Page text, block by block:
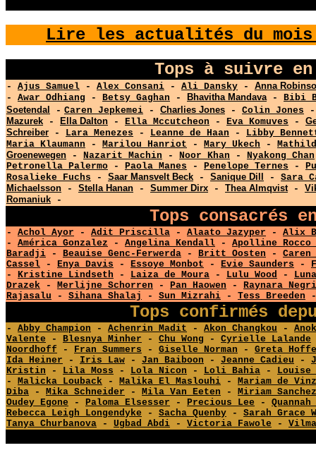
Lire les actualités du
Tops à suivre en
- Ajus Samuel - Alex Consani - Ali Dansky - Anna
- Awar Odhiang - Betsy Gaghan - Bhavitha Mandava- Bibi
Soetendal
- Caren Jepkemei - Charlies Jones - Colin Jones
Mazurek - Ella Dalton - Ella Mccutcheon - Eva Komuves -
Schreiber - Lara Menezes - Leanne de Haan - Libby
Maria Klaumann - Marilou Hanriot - Mary Ukech -
Groenewegen - Nazarit Machin - Noor Khan - Nyakong Chan
Petronella Palermo - Paola Manes - Penelope Ternes -
Rosalieke Fuchs - Saar Mansvelt Beck - Sanique Dill - Sara
Michaelsson - Stella Hanan - Summer Dirx - Thea Almqvist-
Romaniuk -
Tops consacrés
- Achol Ayor - Adit Priscilla - Alaato Jazyper - Alix
- América Gonzalez - Angelina Kendall - Apolline Rocco
Baradji
- Beauise Genc-Ferwerda - Britt Oosten - Caren
Cassel
- Enya Davis - Essoye Monbot - Evie Saunders -
- Kristine Lindseth - Laiza de Moura - Lulu Wood -
Drazek - Merlijne Schorren - Pan Haowen - Raynara
Rajasalu - Sihana Shalaj - Sun Mizrahi - Tess Breeden
Tops confirmés
- Abby Champion - Achenrin Madit - Akon Changkou -
Valente - Blesnya Minher - Chu Wong -
Cyrielle Lalande
Noordhoff
- Fran Summers - Giselle Norman - Greta
Ida Heiner
- Iris Law - Jan Baiboon - Jeanne Cadieu -
Kristin - Lila Moss - Lola Nicon - Loli Bahia - Louise
- Malicka Louback - Malika El Maslouhi -
Mariam de
Diba
- Mika Schneider - Mila Van Eeten - Miriam Sanchez
Oudey Egone - Paloma Elsesser - Precious Lee -
Rebecca Leigh Longendyke
- Sacha Quenby -
Sarah Grace
Tanya Churbanova - Ugbad Abdi - Victoria Fawole -